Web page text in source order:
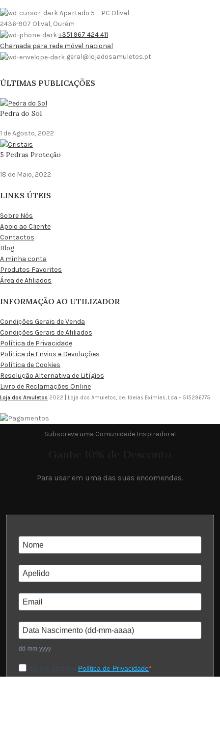
Apartado 5 – PC Olival
2436-907 Olival, Ourém
+351 967 424 411
Chamada para rede móvel nacional
geral@lojadosamuletos.pt
ÚLTIMAS PUBLICAÇÕES
Pedra do Sol
1 de Agosto, 2022
5 Pedras Proteção
18 de Maio, 2022
LINKS ÚTEIS
Sobre Nós
Apoio ao Cliente
Contactos
Blog
A minha conta
Produtos Favoritos
Área de Afiliados
INFORMAÇÃO AO UTILIZADOR
Condições Gerais de Venda
Condições Gerais de Afiliados
Política de Privacidade
Política de Envios e Devoluções
Política de Cookies
Resolução Alternativa de Litígios
Livro de Reclamações Online
Loja dos Amuletos 2022 Loja dos Amuletos, de: Ideias Exímias, Lda – 515296775
Subscreva uma Comunidade Inspiradora!
Para usar em uma das suas encomendas.
dd-mm-yyyy
Eu li e aceito a Política de Privacidade